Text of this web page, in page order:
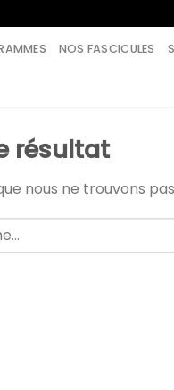
NOS FASCICULES
résultat
nous ne trouvons